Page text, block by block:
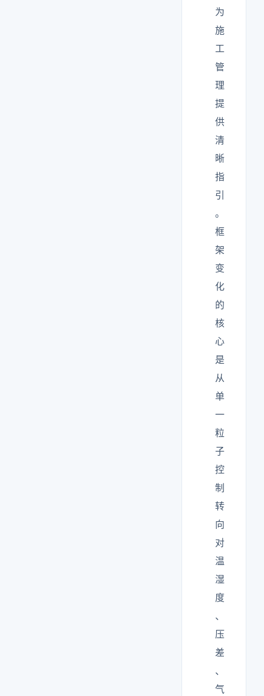
为
施
工
管
理
提
供
清
晰
指
引
。
框
架
变
化
的
核
心
是
从
单
一
粒
子
控
制
转
向
对
温
湿
度
、
压
差
、
气